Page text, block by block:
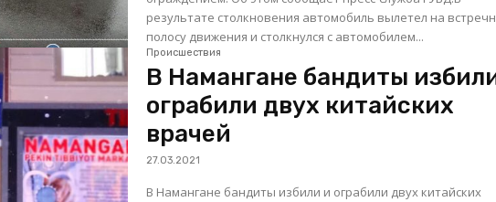
результате столкновения автомобиль вылетел на
полосу движения и столкнулся с автомобилем...
Происшествия
В Намангане бандиты
ограбили двух китайских
врачей
27.03.2021
В Намангане бандиты избили и ограбили двух китайских